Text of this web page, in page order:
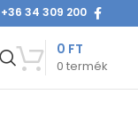
+36 34 309 200
0 termék
0 FT